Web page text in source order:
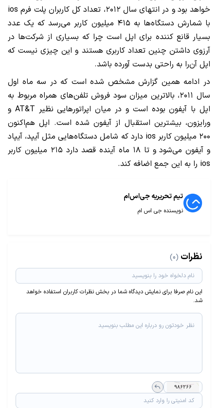
خواهد بود و در انتهای سال ۲۰۱۲، تعداد کل کاربران پلت فرم ios
با شمارش دستگاه‌ها به ۴۱۵ میلیون کاربر می‌رسد که یک عدد
بسیار قانع کننده برای اپل است چرا که بسیاری از شرکت‌ها در
آرزوی داشتن چنین تعداد کاربری هستند و این چیزی نیست که
اپل آن‌را به راحتی بدست آورده باشد.
در ادامه همین گزارش مشخص شده است که در سه ماه اول
سال ۲۰۱۱، بالا‌ترین میزان سود‌ فروش تلفن‌های همراه مربوط به
اپل با آیفون بوده است و در میان اپراتورهایی نظیر AT&T و
ورایزون، بیشترین استقبال از آیفون شده است. اپل هم‌اکنون
۲۰۰ میلیون کاربر ios دارد که شامل دستگاه‌هایی مثل آیپد، آیپاد
و آیفون می‌شود و تا ۱۸ ماه آینده قصد دارد ۲۱۵ میلیون کاربر
ios را به این جمع اضافه کند.
تیم تحریریه جی‌اس‌ام
نویسنده جی اس ام
نظرات (0)
این نام صرفا برای نمایش دیدگاه شما در بخش نظرات کاربران استفاده خواهد
شد.